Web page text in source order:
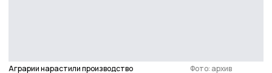
Аграрии нарастили производство
Фото: архив